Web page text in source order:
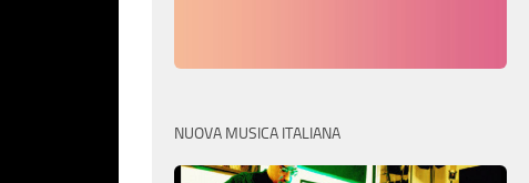
NUOVA MUSICA ITALIANA